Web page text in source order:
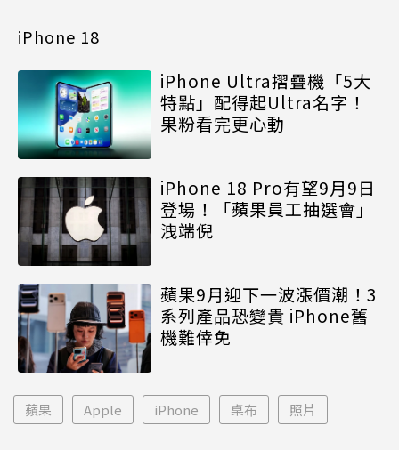
iPhone 18
iPhone Ultra摺疊機「5大
特點」配得起Ultra名字！
果粉看完更心動
iPhone 18 Pro有望9月9日
登場！「蘋果員工抽選會」
洩端倪
蘋果9月迎下一波漲價潮！3
系列產品恐變貴 iPhone舊
機難倖免
蘋果 Apple iPhone 桌布 照片